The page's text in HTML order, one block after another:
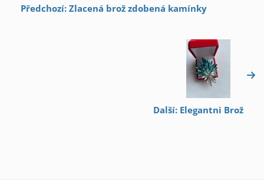
Předchozí: Zlacená brož zdobená kamínky
Další: Elegantni Brož